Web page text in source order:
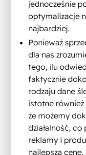
jednocześnie
optymalizacje
najbardziej.
Ponieważ
dla nas
tego, ilu
faktycznie
rodzaju dane
istotne również
że możemy
działalność,
reklamy i
najlepszą cenę.